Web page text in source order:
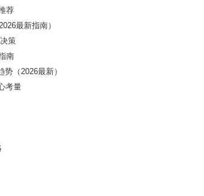
荐
最新指南）
策
南
（2026最新）
考量